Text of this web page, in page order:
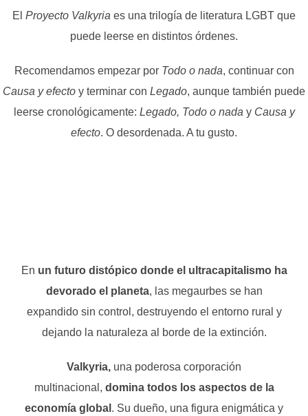
El Proyecto Valkyria es una trilogía de literatura LGBT que
puede leerse en distintos órdenes.
Recomendamos empezar por Todo o nada, continuar con
Causa y efecto y terminar con Legado, aunque también puede
leerse cronológicamente: Legado, Todo o nada y Causa y
efecto. O desordenada. A tu gusto.
En un futuro distópico donde el ultracapitalismo ha
devorado el planeta, las megaurbes se han
expandido sin control, destruyendo el entorno rural y
dejando la naturaleza al borde de la extinción.
Valkyria, una poderosa corporación
multinacional, domina todos los aspectos de la
economía global . Su dueño, una figura enigmática y